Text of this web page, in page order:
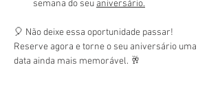
semana do seu aniversário.
🎈 Não deixe essa oportunidade passar!
Reserve agora e torne o seu aniversário uma
data ainda mais memorável. 🥂